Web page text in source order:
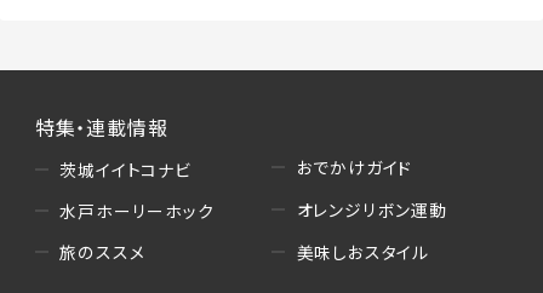
特集・連載情報
茨城イイトコナビ
水戸ホーリーホック
旅のススメ
おでかけガイド
オレンジリボン運動
美味しおスタイル